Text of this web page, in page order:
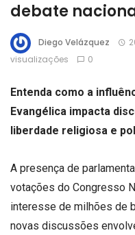
debate
Diego Velázquez
visualizações
0
Entenda como a
Evangélica impacta
liberdade religiosa e
A presença de
votações do Congresso
interesse de milhões de
novas discussões